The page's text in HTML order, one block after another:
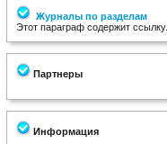
Журналы по разделам
Этот параграф содержит ссылку.
Партнеры
Информация